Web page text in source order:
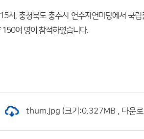
시, 충청북도 충주시 연수자연마당에서 국
150여 명이 참석하였습니다.
thum.jpg (크기:0.327MB , 다운